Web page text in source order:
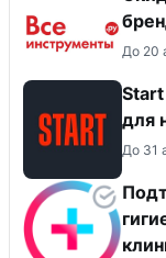
До 20
для
До 31